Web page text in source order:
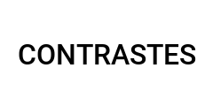
CONTRASTES